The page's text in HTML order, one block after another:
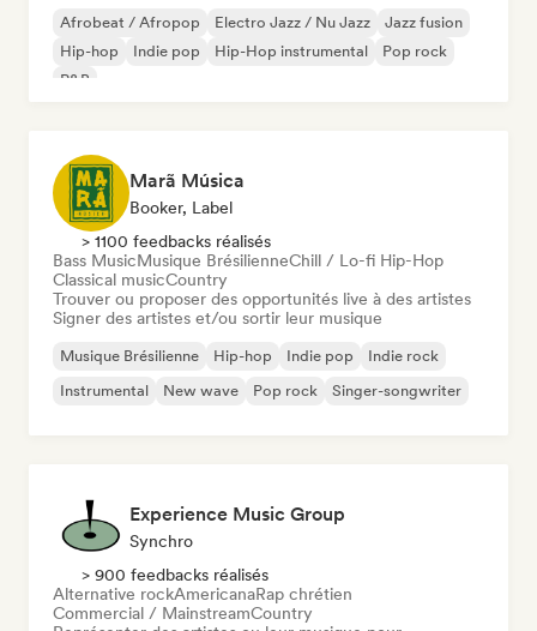
Afrobeat / Afropop Electro Jazz / Nu Jazz
Jazz fusion
Hip-hop
Indie pop Hip-Hop instrumental
Pop rock
R&B
Marã Música
Booker, Label
> 1100 feedbacks réalisés
Bass MusicMusique BrésilienneChill / Lo-fi Hip-Hop
Classical musicCountry
Trouver ou proposer des opportunités live à des artistes
Signer des artistes et/ou sortir leur musique
Musique Brésilienne Hip-hop Indie pop
Indie rock
Instrumental
New wave Pop rock Singer-songwriter
Experience Music Group
Synchro
> 900 feedbacks réalisés
Alternative rockAmericanaRap chrétien
Commercial / MainstreamCountry